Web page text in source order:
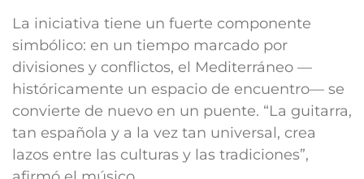
La iniciativa tiene un fuerte componente
simbólico: en un tiempo marcado por
divisiones y conflictos, el Mediterráneo —
históricamente un espacio de encuentro— se
convierte de nuevo en un puente. “La guitarra,
tan española y a la vez tan universal, crea
lazos entre las culturas y las tradiciones”,